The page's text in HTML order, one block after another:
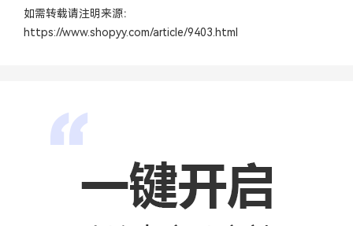
如需转载请注明来源：
https://www.shopyy.com/article/9403.html